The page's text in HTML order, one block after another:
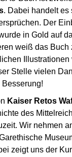
. Dabei handelt es
Der
in Gold auf
weiß das Buch
Illustrationen
Stelle vielen
Kaiser Retos
des
Wir nehmen
zeigt uns der